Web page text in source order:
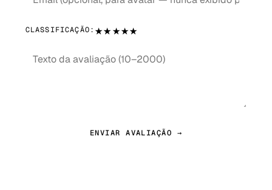
CLASSIFICAÇÃO: ★★★★★
ENVIAR AVALIAÇÃO →